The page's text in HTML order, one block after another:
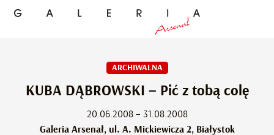
ARCHIWALNA
KUBA DĄBROWSKI – Pić z tobą colę
20.06.2008 – 31.08.2008
Galeria Arsenał, ul. A. Mickiewicza 2, Białystok